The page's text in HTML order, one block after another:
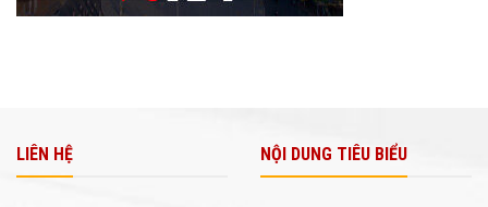
LIÊN HỆ NỘI DUNG TIÊU BIỂU